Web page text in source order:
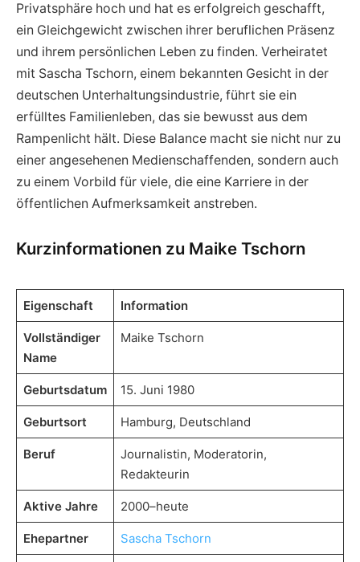
Privatsphäre hoch und hat es erfolgreich geschafft,
ein Gleichgewicht zwischen ihrer beruflichen Präsenz
und ihrem persönlichen Leben zu finden. Verheiratet
mit Sascha Tschorn, einem bekannten Gesicht in der
deutschen Unterhaltungsindustrie, führt sie ein
erfülltes Familienleben, das sie bewusst aus dem
Rampenlicht hält. Diese Balance macht sie nicht nur zu
einer angesehenen Medienschaffenden, sondern auch
zu einem Vorbild für viele, die eine Karriere in der
öffentlichen Aufmerksamkeit anstreben.
Kurzinformationen zu Maike Tschorn
Eigenschaft Information
Vollständiger
Name
Maike Tschorn
Geburtsdatum 15. Juni 1980
Geburtsort Hamburg, Deutschland
Beruf
Journalistin, Moderatorin,
Redakteurin
Aktive Jahre 2000–heute
Ehepartner Sascha Tschorn